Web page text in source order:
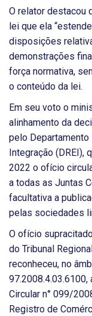
O relator destacou
lei que ela
disposições
demonstrações
força normativa,
o conteúdo da lei.
Em seu voto o
alinhamento da
pelo
Integração (DREI),
2022 o ofício
a todas as Juntas
facultativa a
pelas sociedades
O ofício
do Tribunal
reconheceu, no
Circular n° 099/
Registro de